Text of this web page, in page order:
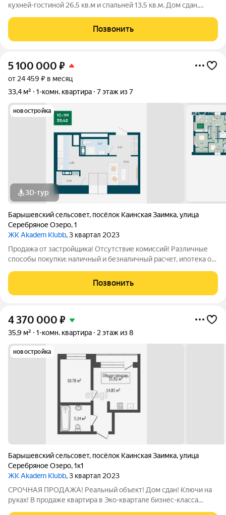
кухней-гостиной 26,5 кв.м и спальней 13,5 кв.м. Дом сдан,
ИПОТЕКУ 6% и IT ИПОТЕКУ ВОЗМОЖНА ПОКУПКА БЕЗ
ПЕРВОНАЧАЛЬНОГО ВЗНОСА О КОМПЛЕКСЕ:
Позвонить
5 100 000 ₽
от 24 459 ₽ в месяц
33,4 м²
1-комн. квартира 7 этаж из 7
новостройка
3D-тур
Барышевский сельсовет, посёлок Каинская Заимка,улица
Серебряное Озеро,1
ЖК Akadem Klubb, 3 квартал 2023
Продажа от застройщика! Отсутствие комиссий! Различные
способы покупки: наличный и безналичный расчет, ипотека от
разработаны с учетом сценария жизни современной семьи.
Дома каскадом спускаются
Позвонить
4 370 000 ₽
35,9 м² 1-комн. квартира 2 этаж из 8
новостройка
Барышевский сельсовет, посёлок Каинская Заимка,улица
Серебряное Озеро,1к1
ЖК Akadem Klubb, 3 квартал 2023
СРОЧНАЯ ПРОДАЖА! Реальный объект! Дом сдан! Ключи на
руках! В продаже квартира в Эко-квартале бизнес-класса